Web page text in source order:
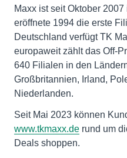
Maxx ist seit Oktober
eröffnete 1994 die erste
Deutschland verfügt TK
europaweit zählt das Off-
640 Filialen in den
Großbritannien, Irland,
Niederlanden.
Seit Mai 2023 können
www.tkmaxx.de rund um
Deals shoppen.